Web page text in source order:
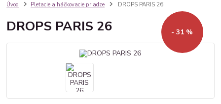
Úvod Pletacie a háčkovacie priadze DROPS PARIS 26
DROPS PARIS 26 - 31 %